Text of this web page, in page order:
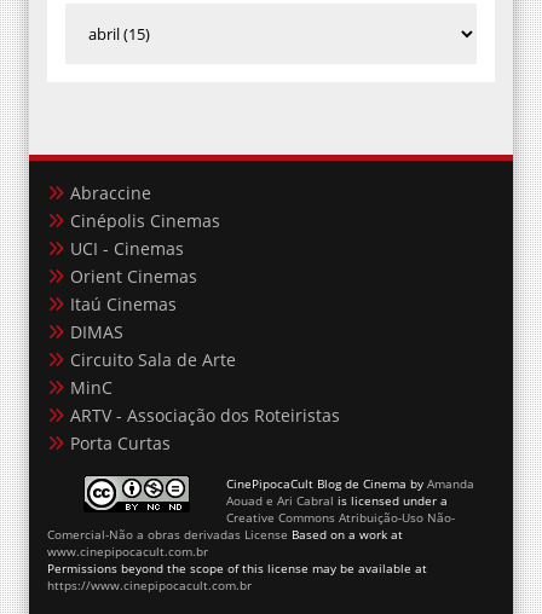
Abraccine
Cinépolis Cinemas
UCI - Cinemas
Orient Cinemas
Itaú Cinemas
DIMAS
Circuito Sala de Arte
MinC
ARTV - Associação dos Roteiristas
Porta Curtas
CinePipocaCult Blog de Cinema by Amanda
Aouad e Ari Cabral is licensed under a
Creative Commons Atribuição-Uso Não-
Comercial-Não a obras derivadas License Based on a work at
www.cinepipocacult.com.br
Permissions beyond the scope of this license may be available at
https://www.cinepipocacult.com.br